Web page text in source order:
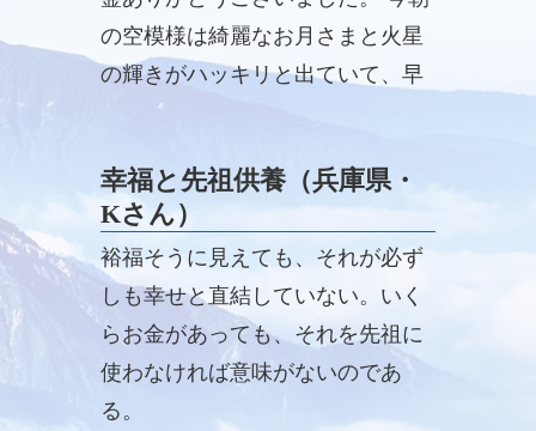
の空模様は綺麗なお月さまと火星
の輝きがハッキリと出ていて、早
朝に空気は冷たかったですが引き
の会議があって瞑想 ...
幸福と先祖供養（兵庫県・
Kさん）
裕福そうに見えても、それが必ず
しも幸せと直結していない。いく
らお金があっても、それを先祖に
使わなければ意味がないのであ
る。